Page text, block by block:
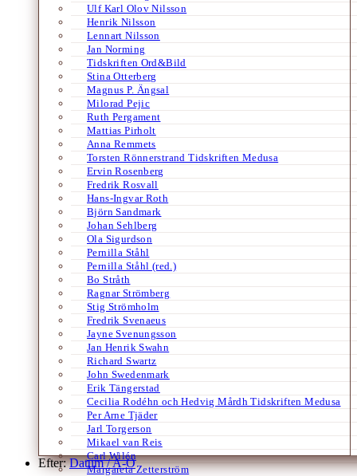
Ulf Karl Olov Nilsson
Henrik Nilsson
Lennart Nilsson
Jan Norming
Tidskriften Ord&Bild
Stina Otterberg
Magnus P. Ängsal
Milorad Pejic
Ruth Pergament
Mattias Pirholt
Anna Remmets
Torsten Rönnerstrand Tidskriften Medusa
Ervin Rosenberg
Fredrik Rosvall
Hans-Ingvar Roth
Björn Sandmark
Johan Sehlberg
Ola Sigurdson
Pernilla Ståhl
Pernilla Ståhl (red.)
Bo Stråth
Ragnar Strömberg
Stig Strömholm
Fredrik Svenaeus
Jayne Svenungsson
Jan Henrik Swahn
Richard Swartz
John Swedenmark
Erik Tängerstad
Cecilia Rodéhn och Hedvig Mårdh Tidskriften Medusa
Per Arne Tjäder
Jarl Torgerson
Mikael van Reis
Carl Wilén
Margareta Zetterström
Efter:Datum /A-Ö